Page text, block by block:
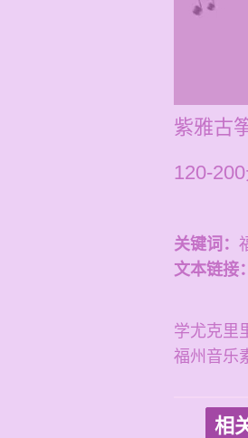
紫雅古
120-200
关键词：
文本链接：
学尤克里
福州音乐
相